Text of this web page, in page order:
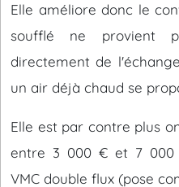
Elle améliore donc le
soufflé ne provient
directement de
un air déjà chaud se
Elle est par contre plus
entre 3 000 € et 7 000
VMC double flux (pose